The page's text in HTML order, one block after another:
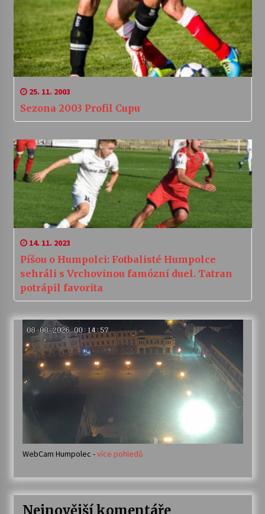
25. 11. 2003
Sezona 2003 Profil Cupu
14. 11. 2023
Píšou o Humpolci: Fotbalisté Humpolce
sehráli s Vrchovinou famózní duel. Tatran
potrápil favorita
WebCam Humpolec -více pohledů
Nejnovější komentáře